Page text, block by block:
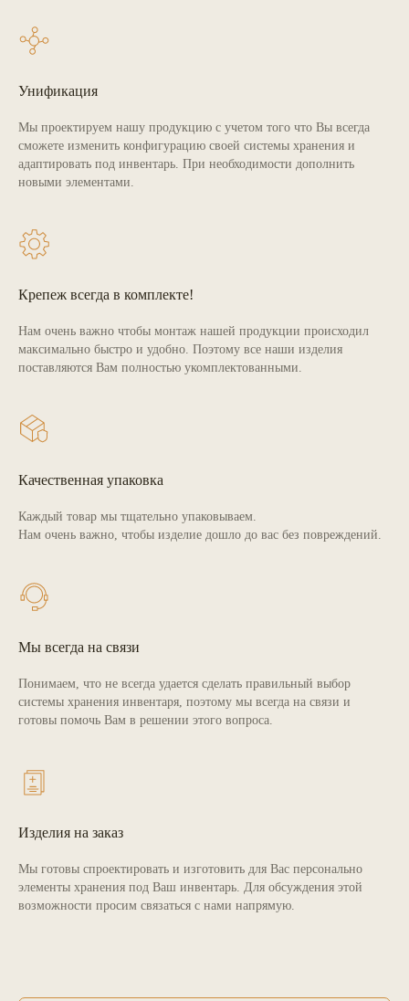
Унификация
Мы проектируем нашу продукцию с учетом того что Вы всегда
сможете изменить конфигурацию своей системы хранения и
адаптировать под инвентарь. При необходимости дополнить
новыми элементами.
Крепеж всегда в комплекте!
Нам очень важно чтобы монтаж нашей продукции происходил
максимально быстро и удобно. Поэтому все наши изделия
поставляются Вам полностью укомплектованными.
Качественная упаковка
Каждый товар мы тщательно упаковываем.
Нам очень важно, чтобы изделие дошло до вас без повреждений.
Мы всегда на связи
Понимаем, что не всегда удается сделать правильный выбор
системы хранения инвентаря, поэтому мы всегда на связи и
готовы помочь Вам в решении этого вопроса.
Изделия на заказ
Мы готовы спроектировать и изготовить для Вас персонально
элементы хранения под Ваш инвентарь. Для обсуждения этой
возможности просим связаться с нами напрямую.